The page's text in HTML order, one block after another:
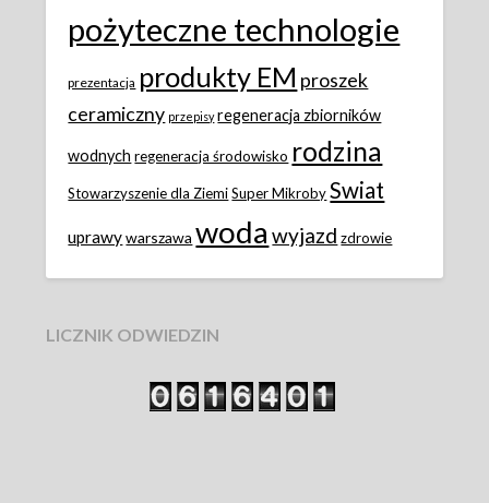
pożyteczne technologie
prezentacja produkty EM proszek
ceramiczny przepisy regeneracja zbiorników
wodnych regeneracja środowisko rodzina
Stowarzyszenie dla Ziemi Super Mikroby Swiat
uprawy warszawa woda wyjazd zdrowie
LICZNIK ODWIEDZIN